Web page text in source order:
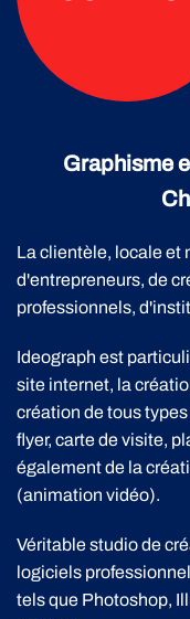
Graphisme
La clientèle, locale et
d'entrepreneurs, de
professionnels,
Ideograph est
site internet, la
création de tous
flyer, carte de visite,
également de la
(animation vidéo).
Véritable studio de
logiciels
tels que Photoshop,